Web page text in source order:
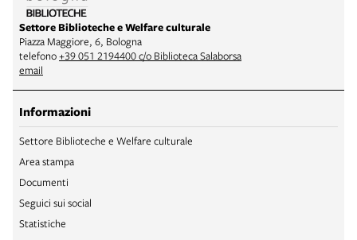
Settore Biblioteche e Welfare culturale
Piazza Maggiore, 6, Bologna
telefono+39 051 2194400 c/o Biblioteca Salaborsa
email
Informazioni
Settore Biblioteche e Welfare culturale
Area stampa
Documenti
Seguici sui social
Statistiche